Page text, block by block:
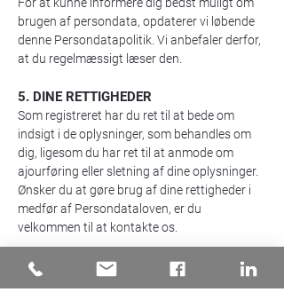
brugen af persondata, opdaterer vi løbende
denne Persondatapolitik. Vi anbefaler derfor,
at du regelmæssigt læser den.
5. DINE RETTIGHEDER
Som registreret har du ret til at bede om
indsigt i de oplysninger, som behandles om
dig, ligesom du har ret til at anmode om
ajourføring eller sletning af dine oplysninger.
Ønsker du at gøre brug af dine rettigheder i
medfør af Persondataloven, er du
velkommen til at kontakte os.
Du kan anmode os om at se, ændre, slette